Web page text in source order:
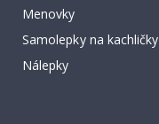
Menovky
Samolepky na kachličky
Nálepky